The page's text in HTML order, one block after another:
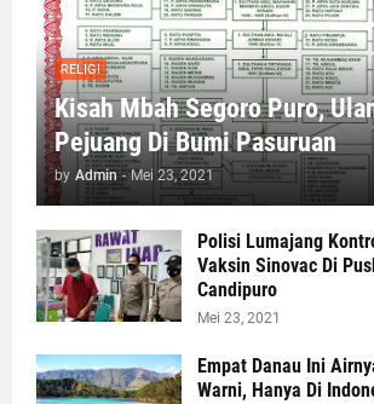
RELIGI
Kisah Mbah Segoro Puro,
Pejuang Di Bumi Pasuruan
by Admin - Mei 23, 2021
Polisi Lumajang
Vaksin Sinovac Di
Candipuro
Mei 23, 2021
Empat Danau Ini
Warni, Hanya Di